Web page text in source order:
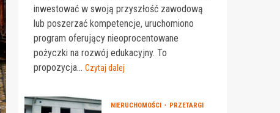
inwestować w swoją przyszłość zawodową
lub poszerzać kompetencje, uruchomiono
program oferujący nieoprocentowane
pożyczki na rozwój edukacyjny. To
propozycja... Czytaj dalej
NIERUCHOMOŚCI PRZETARGI